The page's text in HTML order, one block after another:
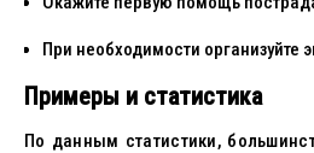
При необходимости организуйте
Примеры и статистика
По данным статистики,